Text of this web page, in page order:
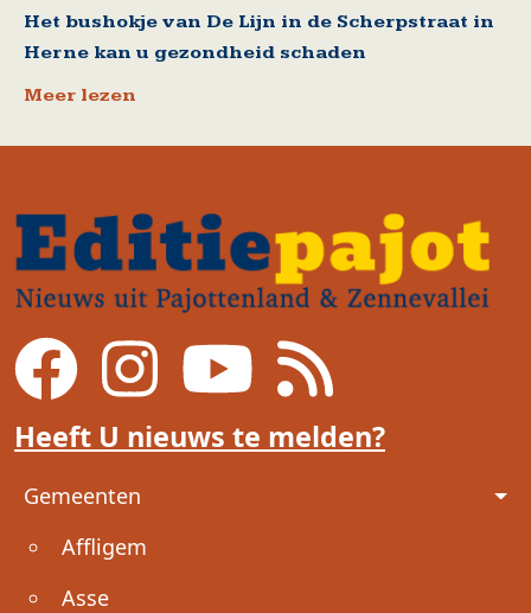
Het bushokje van De Lijn in de Scherpstraat in
Herne kan u gezondheid schaden
Meer lezen
Heeft U nieuws te melden?
Voet
Gemeenten
Affligem
Asse